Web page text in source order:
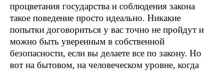
процветания государства и соблюдения закона
такое поведение просто идеально. Никакие
попытки договориться у вас точно не пройдут и
можно быть уверенным в собственной
безопасности, если вы делаете все по закону. Но
вот на бытовом, на человеческом уровне, когда